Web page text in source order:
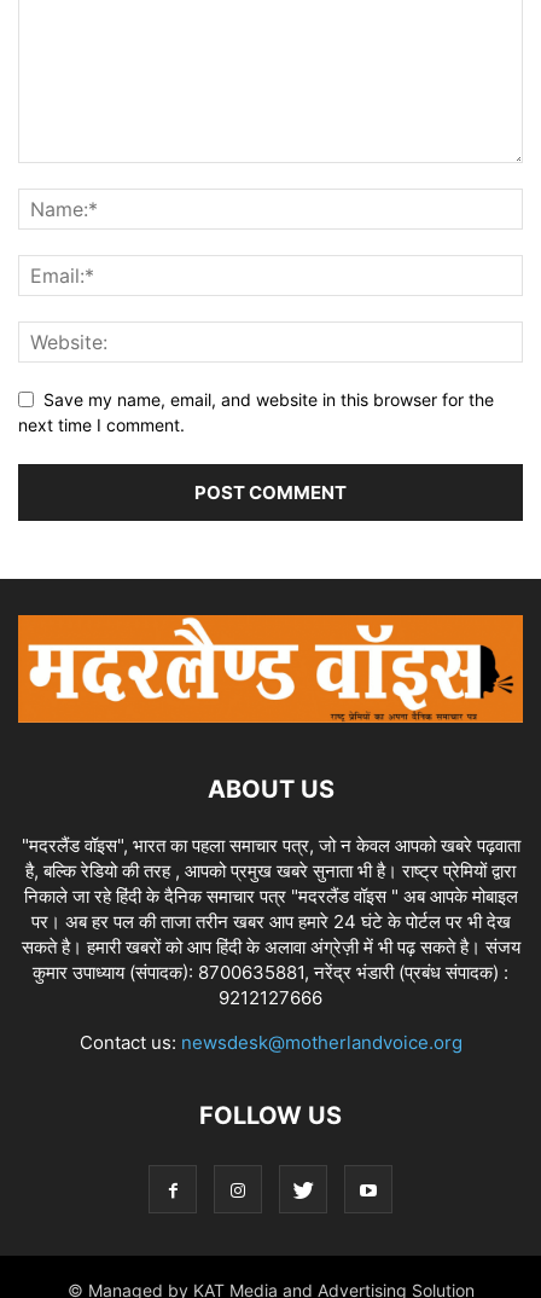
Save my name, email, and website in this browser for the
next time I comment.
ABOUT US
"मदरलैंड वॉइस", भारत का पहला समाचार पत्र, जो न केवल आपको खबरे पढ़वाता
है, बल्कि रेडियो की तरह , आपको प्रमुख खबरे सुनाता भी है। राष्ट्र प्रेमियों द्वारा
निकाले जा रहे हिंदी के दैनिक समाचार पत्र "मदरलैंड वॉइस " अब आपके मोबाइल
पर। अब हर पल की ताजा तरीन खबर आप हमारे 24 घंटे के पोर्टल पर भी देख
सकते है। हमारी खबरों को आप हिंदी के अलावा अंग्रेज़ी में भी पढ़ सकते है। संजय
कुमार उपाध्याय (संपादक): 8700635881, नरेंद्र भंडारी (प्रबंध संपादक) :
9212127666
Contact us: newsdesk@motherlandvoice.org
FOLLOW US
© Managed by KAT Media and Advertising Solution